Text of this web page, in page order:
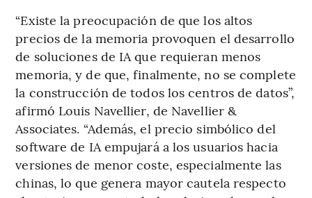
“Existe la preocupación de que los altos
precios de la memoria provoquen el desarrollo
de soluciones de IA que requieran menos
memoria, y de que, finalmente, no se complete
la construcción de todos los centros de datos”,
afirmó Louis Navellier, de Navellier &
Associates. “Además, el precio simbólico del
software de IA empujará a los usuarios hacia
versiones de menor coste, especialmente las
chinas, lo que genera mayor cautela respecto